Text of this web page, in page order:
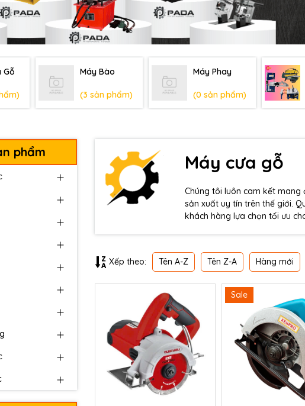
Gỗ Máy Bào
(3 sản phẩm)
Máy Phay
(0 sản phẩm)
phẩm Máy cưa gỗ
Chúng tôi luôn cam kết mang
sản xuất uy tín trên thế giới.
khách hàng lựa chọn tối ưu
Xếp theo: Tên A-Z Tên Z-A Hàng mới
Sale